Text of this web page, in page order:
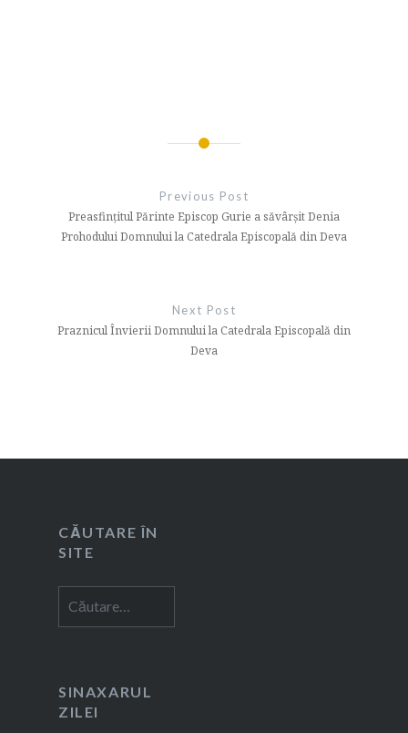
articole
Previous Post
Preasfințitul Părinte Episcop Gurie a săvârșit Denia
Prohodului Domnului la Catedrala Episcopală din Deva
Next Post
Praznicul Învierii Domnului la Catedrala Episcopală din
Deva
CĂUTARE ÎN
SITE
după:
SINAXARUL
ZILEI